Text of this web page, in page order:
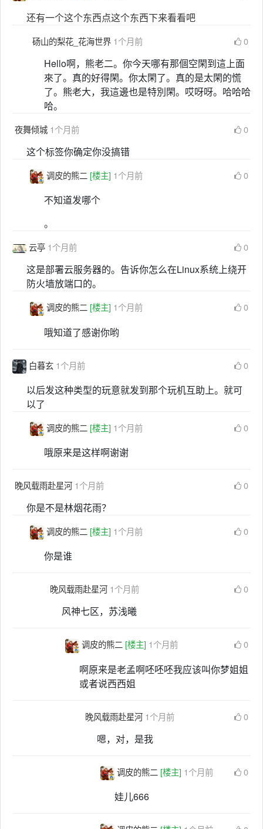
还有一个这个东西点这个东西下来看看吧
砀山的梨花_花海世界 1个月前 0
Hello啊，熊老二。你今天哪有那個空閑到這上面
來了。真的好得閑。你太閑了。真的是太閑的慌
了。熊老大，我這邊也是特別閑。哎呀呀。哈哈哈
哈。
夜舞倾城 1个月前 0
这个标签你确定你没搞错
调皮的熊二 [楼主] 1个月前 0
不知道发哪个
。
云亭 1个月前 0
这是部署云服务器的。告诉你怎么在Linux系统上绕开
防火墙放端口的。
调皮的熊二 [楼主] 1个月前 0
哦知道了感谢你哟
白暮玄 1个月前 0
以后发这种类型的玩意就发到那个玩机互助上。就可
以了
调皮的熊二 [楼主] 1个月前 0
哦原来是这样啊谢谢
晚风载雨赴星河 1个月前 0
你是不是林烟花雨？
调皮的熊二 [楼主] 1个月前 0
你是谁
晚风载雨赴星河 1个月前 0
风神七区，苏浅曦
调皮的熊二 [楼主] 1个月前 0
啊原来是老孟啊呸呸呸我应该叫你梦姐姐
或者说西西姐
晚风载雨赴星河 1个月前 0
嗯，对，是我
调皮的熊二 [楼主] 1个月前 0
娃儿666